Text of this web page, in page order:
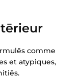
comme
et atypiques,